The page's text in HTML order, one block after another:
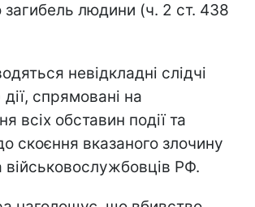
загибель людини (ч. 2 ст. 438
невідкладні слідчі
спрямовані на
всіх обставин події та
скоєння вказаного злочину
військовослужбовців РФ.